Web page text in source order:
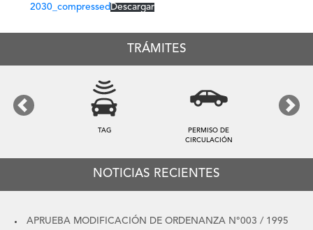
2030_compressed Descargar
TRÁMITES
PATENTES
Previous Next
NOTICIAS RECIENTES
APRUEBA MODIFICACIÓN DE ORDENANZA N°003 / 1995